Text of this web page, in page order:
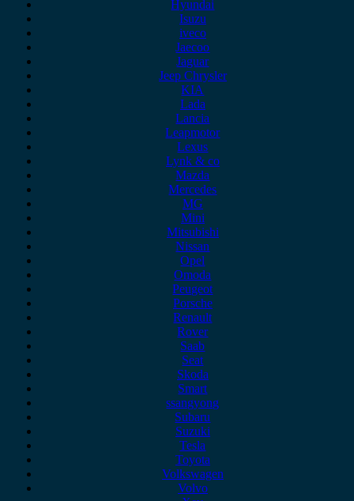
Hyundai
Isuzu
iveco
Jaecoo
Jaguar
Jeep Chrysler
KIA
Lada
Lancia
Leapmotor
Lexus
Lynk & co
Mazda
Mercedes
MG
Mini
Mitsubishi
Nissan
Opel
Omoda
Peugeot
Porsche
Renault
Rover
Saab
Seat
Skoda
Smart
ssangyong
Subaru
Suzuki
Tesla
Toyota
Volkswagen
Volvo